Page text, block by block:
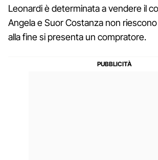
Leonardi è determinata a vendere il
Angela e Suor Costanza non
alla fine si presenta un compratore.